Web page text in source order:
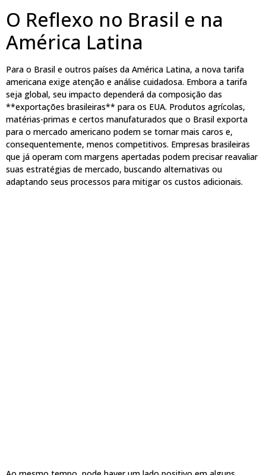
O Reflexo no Brasil e na
América Latina
Para o Brasil e outros países da América Latina, a nova tarifa
americana exige atenção e análise cuidadosa. Embora a tarifa
seja global, seu impacto dependerá da composição das
**exportações brasileiras** para os EUA. Produtos agrícolas,
matérias-primas e certos manufaturados que o Brasil exporta
para o mercado americano podem se tornar mais caros e,
consequentemente, menos competitivos. Empresas brasileiras
que já operam com margens apertadas podem precisar reavaliar
suas estratégias de mercado, buscando alternativas ou
adaptando seus processos para mitigar os custos adicionais.